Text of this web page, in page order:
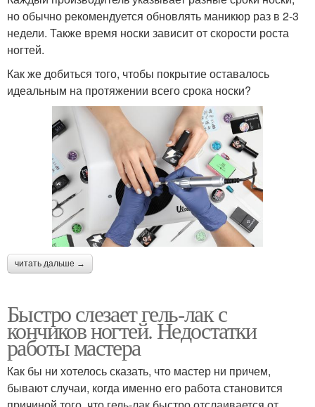
но обычно рекомендуется обновлять маникюр раз в 2-3
недели. Также время носки зависит от скорости роста
ногтей.
Как же добиться того, чтобы покрытие оставалось
идеальным на протяжении всего срока носки?
читать дальше →
Быстро слезает гель-лак с
кончиков ногтей. Недостатки
работы мастера
Как бы ни хотелось сказать, что мастер ни причем,
бывают случаи, когда именно его работа становится